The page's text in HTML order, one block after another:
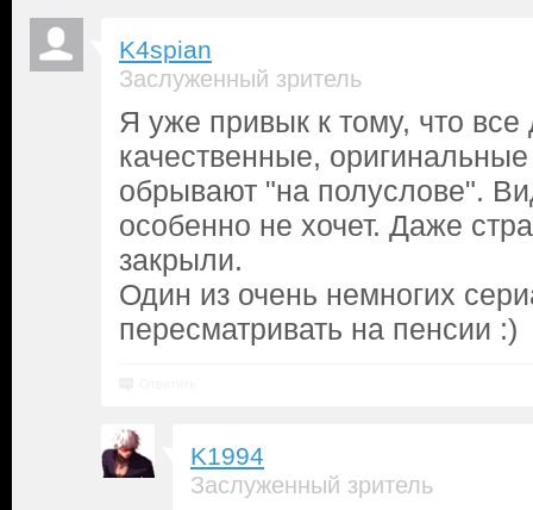
K4spian
Заслуженный зритель
Я уже привык к тому, что все
качественные,
обрывают "на полуслове".
особенно не хочет. Даже
закрыли.
Один из очень немногих
пересматривать на пенсии :)
K1994
Заслуженный зритель